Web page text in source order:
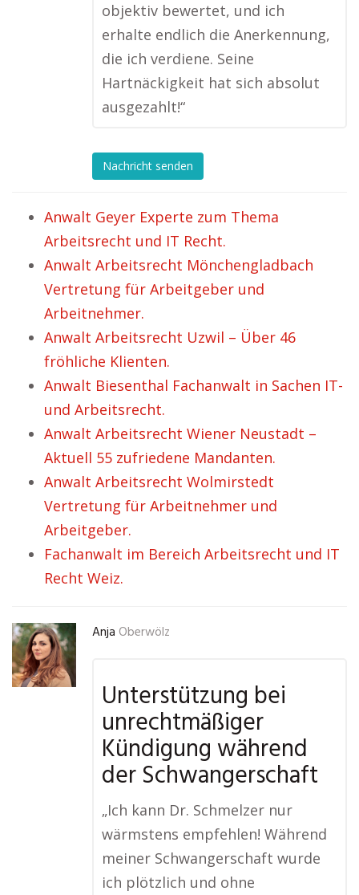
objektiv bewertet, und ich
erhalte endlich die Anerkennung,
die ich verdiene. Seine
Hartnäckigkeit hat sich absolut
ausgezahlt!“
Nachricht senden
Anwalt Geyer Experte zum Thema
Arbeitsrecht und IT Recht.
Anwalt Arbeitsrecht Mönchengladbach
Vertretung für Arbeitgeber und
Arbeitnehmer.
Anwalt Arbeitsrecht Uzwil – Über 46
fröhliche Klienten.
Anwalt Biesenthal Fachanwalt in Sachen IT-
und Arbeitsrecht.
Anwalt Arbeitsrecht Wiener Neustadt –
Aktuell 55 zufriedene Mandanten.
Anwalt Arbeitsrecht Wolmirstedt
Vertretung für Arbeitnehmer und
Arbeitgeber.
Fachanwalt im Bereich Arbeitsrecht und IT
Recht Weiz.
Anja Oberwölz
Unterstützung bei
unrechtmäßiger
Kündigung während
der Schwangerschaft
„Ich kann Dr. Schmelzer nur
wärmstens empfehlen! Während
meiner Schwangerschaft wurde
ich plötzlich und ohne